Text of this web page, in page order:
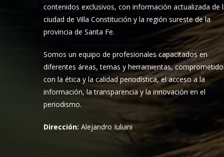
contenidos exclusivos, con información actualizada de
ciudad de Villa Constitución y la región sureste de la
provincia de Santa Fe.
Somos un equipo de profesionales capacitados en
diferentes áreas, temas y herramientas,
con la ética y la calidad periodística, el acceso a la
información, la transparencia y la innovación en el
periodismo.
Dirección:Alejandro Iuliani